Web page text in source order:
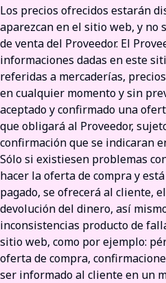
Los precios ofrecidos estarán
aparezcan en el sitio web, y no
de venta del Proveedor. El
informaciones dadas en este
referidas a mercaderías,
en cualquier momento y sin
aceptado y confirmado una
que obligará al Proveedor,
confirmación que se indicaran
Sólo si existiesen problemas
hacer la oferta de compra y
pagado, se ofrecerá al cliente,
devolución del dinero, así
inconsistencias producto de
sitio web, como por ejemplo:
oferta de compra,
ser informado al cliente en un